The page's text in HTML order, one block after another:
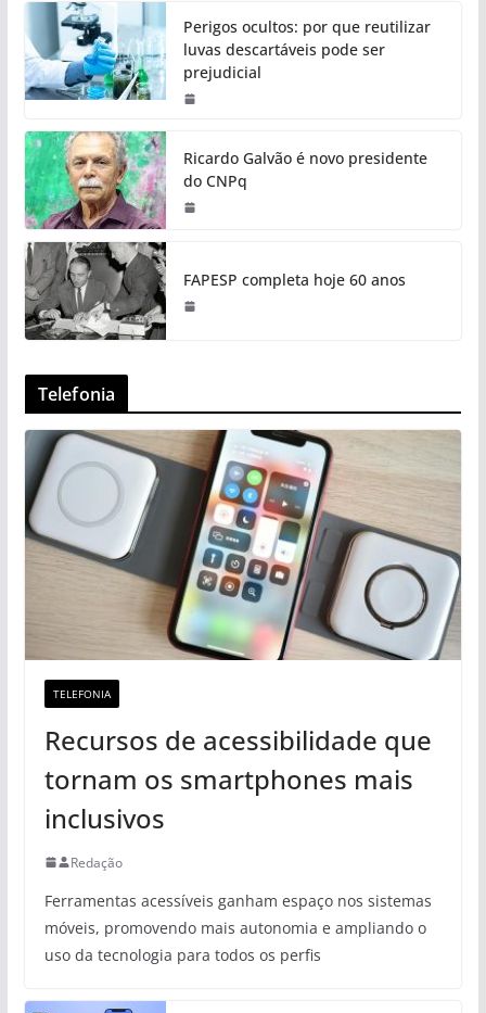
Perigos ocultos: por que reutilizar
luvas descartáveis pode ser
prejudicial
Ricardo Galvão é novo presidente
do CNPq
FAPESP completa hoje 60 anos
Telefonia
TELEFONIA
Recursos de acessibilidade que
tornam os smartphones mais
inclusivos
Redação
Ferramentas acessíveis ganham espaço nos sistemas
móveis, promovendo mais autonomia e ampliando o
uso da tecnologia para todos os perfis